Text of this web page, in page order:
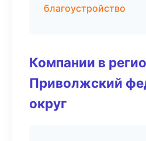
благоустройство
Компании в
Приволжский
округ